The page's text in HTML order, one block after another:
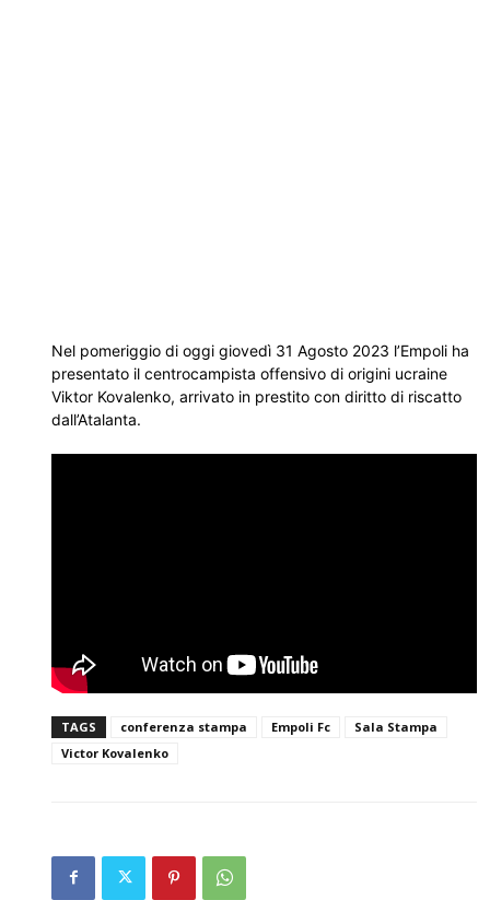
Nel pomeriggio di oggi giovedì 31 Agosto 2023 l’Empoli ha
presentato il centrocampista offensivo di origini ucraine
Viktor Kovalenko, arrivato in prestito con diritto di riscatto
dall’Atalanta.
TAGS conferenza stampa Empoli Fc
Sala Stampa
Victor Kovalenko